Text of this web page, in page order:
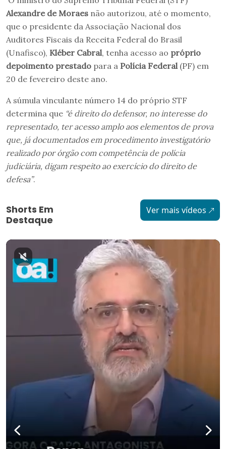
Alexandre de Moraes não autorizou, até o momento,
que o presidente da Associação Nacional dos
Auditores Fiscais da Receita Federal do Brasil
(Unafisco), Kléber Cabral, tenha acesso ao próprio
depoimento prestado para a Polícia Federal (PF) em
20 de fevereiro deste ano.
A súmula vinculante número 14 do próprio STF
determina que “é direito do defensor, no interesse do
representado, ter acesso amplo aos elementos de prova
que, já documentados em procedimento investigatório
realizado por órgão com competência de polícia
judiciária, digam respeito ao exercício do direito de
defesa”.
Shorts Em
Destaque
Ver mais vídeos